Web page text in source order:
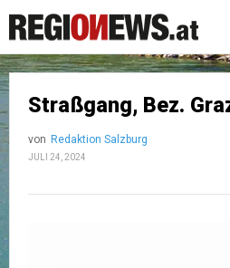
Straßgang, Bez.
von Redaktion Salzburg
JULI 24, 2024